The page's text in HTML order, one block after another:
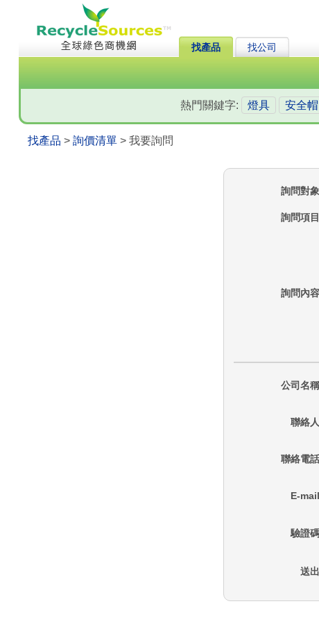
找產品 找公司
熱門關鍵字: 燈具 安全帽
找產品 > 詢價清單> 我要詢問
詢問對象
詢問項目
詢問內容
公司名稱
聯絡人
聯絡電話
E-mail
驗證碼
送出